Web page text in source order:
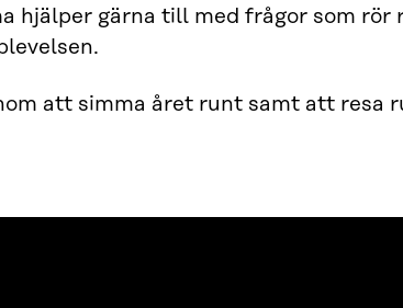
hjälper gärna till med frågor som
att simma året runt samt att resa